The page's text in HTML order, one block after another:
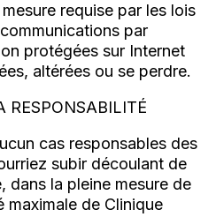
requise par les lois
par
protégées sur Internet
altérées ou se perdre.
RESPONSABILITÉ
cas responsables des
subir découlant de
dans la pleine mesure de
maximale de Clinique